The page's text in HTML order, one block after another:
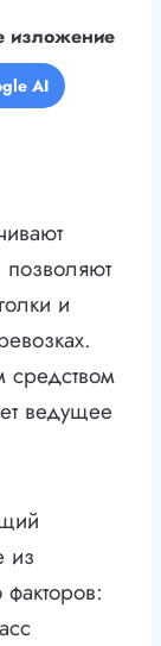
изложение
AI
позволяют
и
средством
ведущее
из